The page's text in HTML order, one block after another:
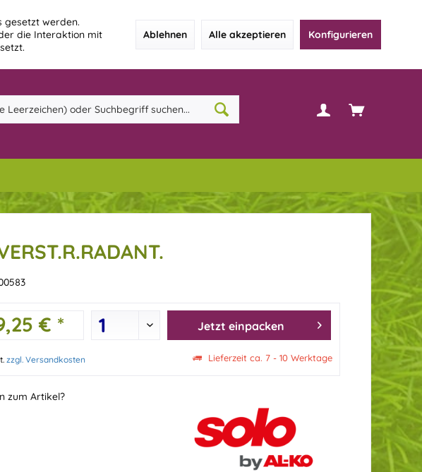
gesetzt werden.
die Interaktion mit
Ablehnen Alle akzeptieren Konfigurieren
€ * Jetzt einpacken
zzgl. Versandkosten Lieferzeit ca. 7 - 10 Werktage
zum Artikel?